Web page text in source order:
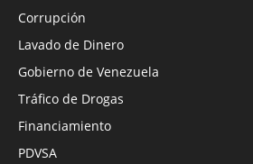
Corrupción
Lavado de Dinero
Gobierno de Venezuela
Tráfico de Drogas
Financiamiento
PDVSA